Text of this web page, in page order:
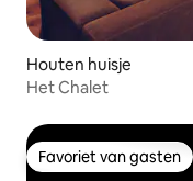
Houten huisje
Het Chalet
Favoriet van gasten
Favoriet van gasten